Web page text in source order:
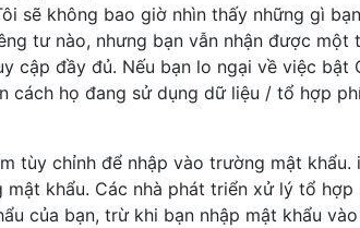
sẽ không bao giờ nhìn thấy những gì
tư nào, nhưng bạn vẫn nhận được một
cập đầy đủ. Nếu bạn lo ngại về việc bật
cách họ đang sử dụng dữ liệu / tổ hợp
tùy chỉnh để nhập vào trường mật khẩu.
khẩu. Các nhà phát triển xử lý tổ hợp
của bạn, trừ khi bạn nhập mật khẩu vào